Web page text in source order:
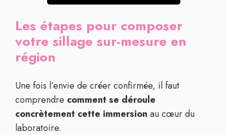
Les étapes pour composer
votre sillage sur-mesure en
région
Une fois l’envie de créer confirmée, il faut
comprendre comment se déroule
concrètement cette immersion au cœur du
laboratoire.